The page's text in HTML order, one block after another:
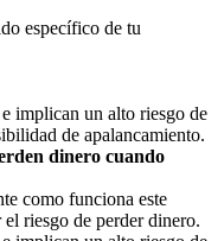
específico de tu
implican un alto riesgo de
de apalancamiento.
dinero cuando
como funciona este
riesgo de perder dinero.